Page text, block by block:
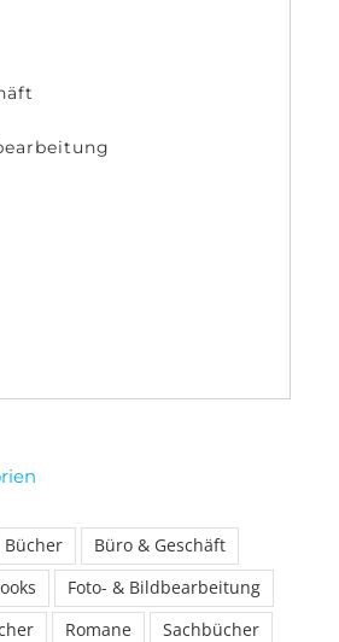
Bücher
Büro & Geschäft
Foto- & Bildbearbeitung
Romane
Sachbücher